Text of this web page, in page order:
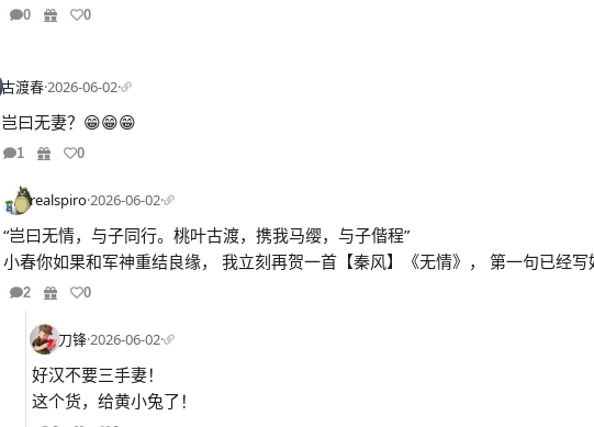
0 0
古渡春·2026-06-02·
岂曰无妻？😁😁😁
1 0
realspiro·2026-06-02·
“岂曰无情，与子同行。桃叶古渡，携我马缨，与子偕程”
小春你如果和军神重结良缘， 我立刻再贺一首【秦风】《无情》， 第一句已经
2 0
刀锋·2026-06-02·
好汉不要三手妻！
这个货，给黄小兔了！